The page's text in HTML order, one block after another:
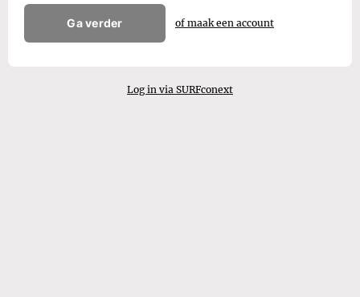
Ga verder of maak een account
Log in via SURFconext